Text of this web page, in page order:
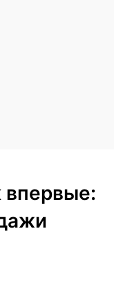
впервые: